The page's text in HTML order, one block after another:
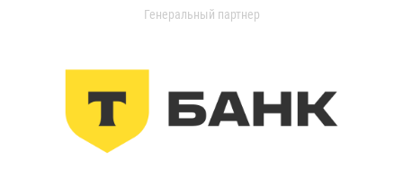
Генеральный партнер